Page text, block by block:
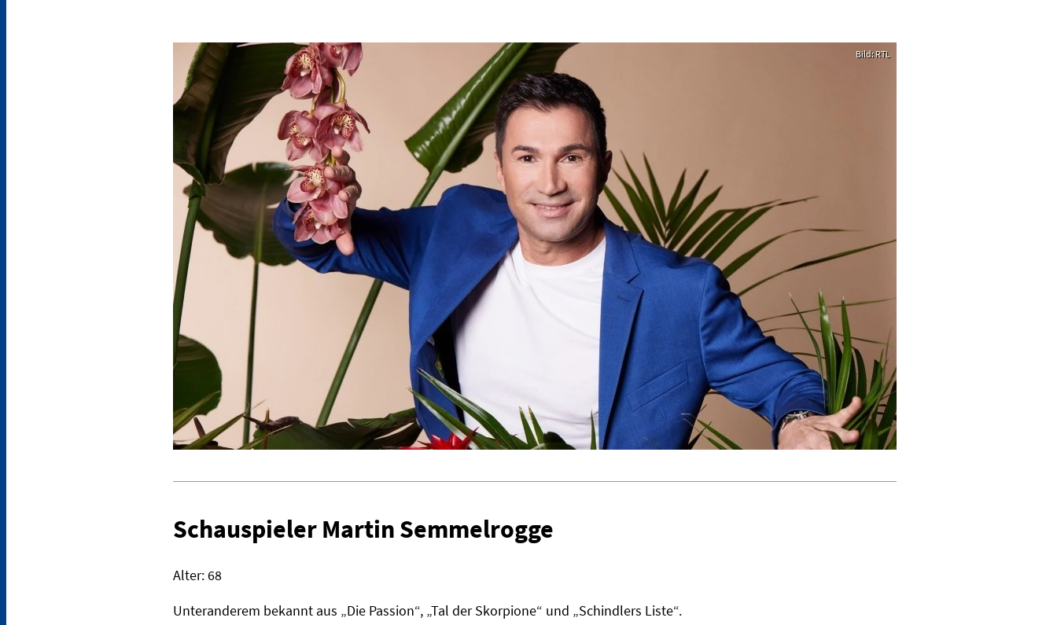
Bild: RTL
Schauspieler Martin Semmelrogge
Alter: 68
Unteranderem bekannt aus „Die Passion“, „Tal der Skorpione“ und „Schindlers Liste“.